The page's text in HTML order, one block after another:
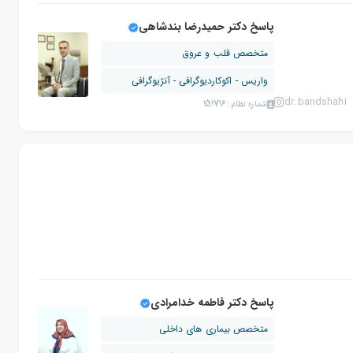
پاسخ دکتر حمیدرضا بندشاهی
متخصص قلب و عروق
واریس - اکوکاردیوگرافی - آنژیوگرافی
شماره نظام: 151716 dr.bandshahi
پاسخ دکتر فاطمه خدامرادی
متخصص بیماری های داخلی